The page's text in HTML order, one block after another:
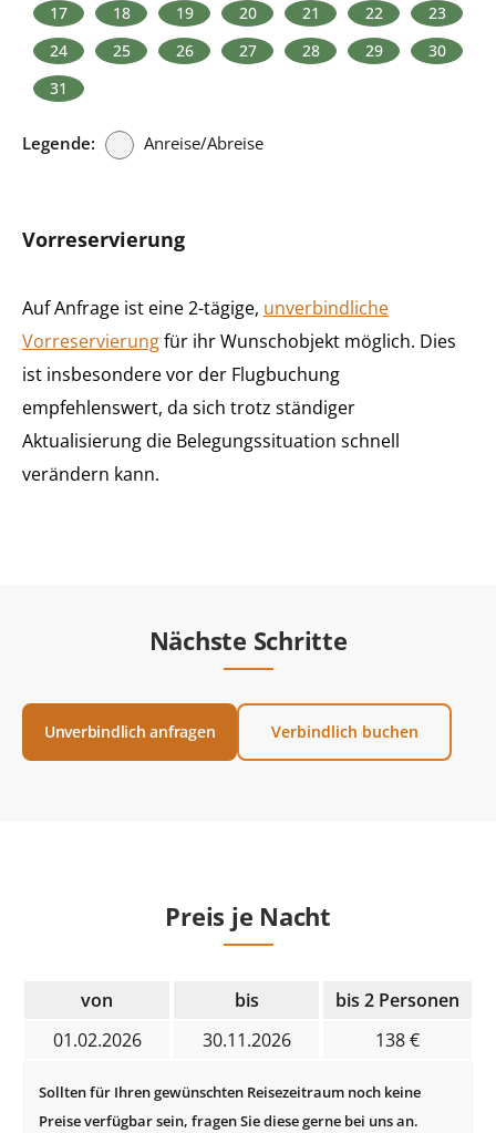
17
18 19 20 21 22
23
24
25 26 27 28 29
30
31
Legende: Anreise/Abreise
Vorreservierung
Auf Anfrage ist eine 2-tägige, unverbindliche
Vorreservierungfür ihr Wunschobjekt möglich. Dies
ist insbesondere vor der Flugbuchung
empfehlenswert, da sich trotz ständiger
Aktualisierung die Belegungssituation schnell
verändern kann.
Nächste Schritte
Unverbindlich anfragen Verbindlich buchen
Preis je Nacht
von bis
bis 2 Personen
01.02.2026
30.11.2026 138 €